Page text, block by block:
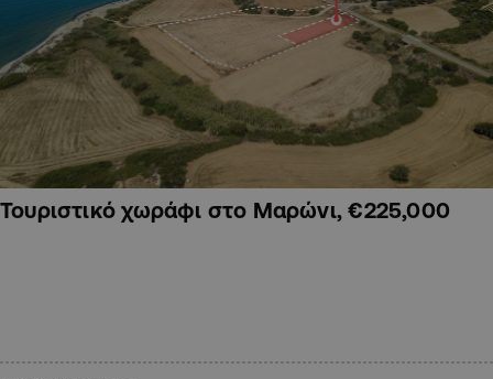
Τουριστικό χωράφι στο Μαρώνι, €225,000